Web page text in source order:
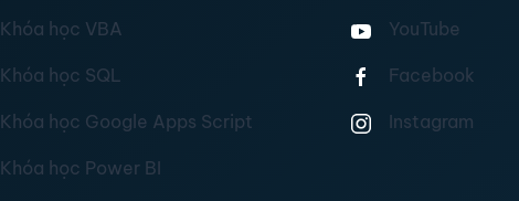
Khóa học VBA
Khóa học SQL
Khóa học Google Apps Script
Khóa học Power BI
YouTube
Facebook
Instagram